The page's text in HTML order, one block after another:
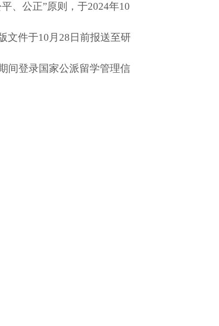
、公正”原则，于2024年10
文件于10月 28 日前报送至研
间登录国家公派留学管理信